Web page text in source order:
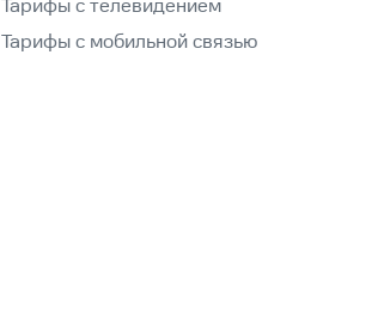
Тарифы с телевидением
Тарифы с мобильной связью